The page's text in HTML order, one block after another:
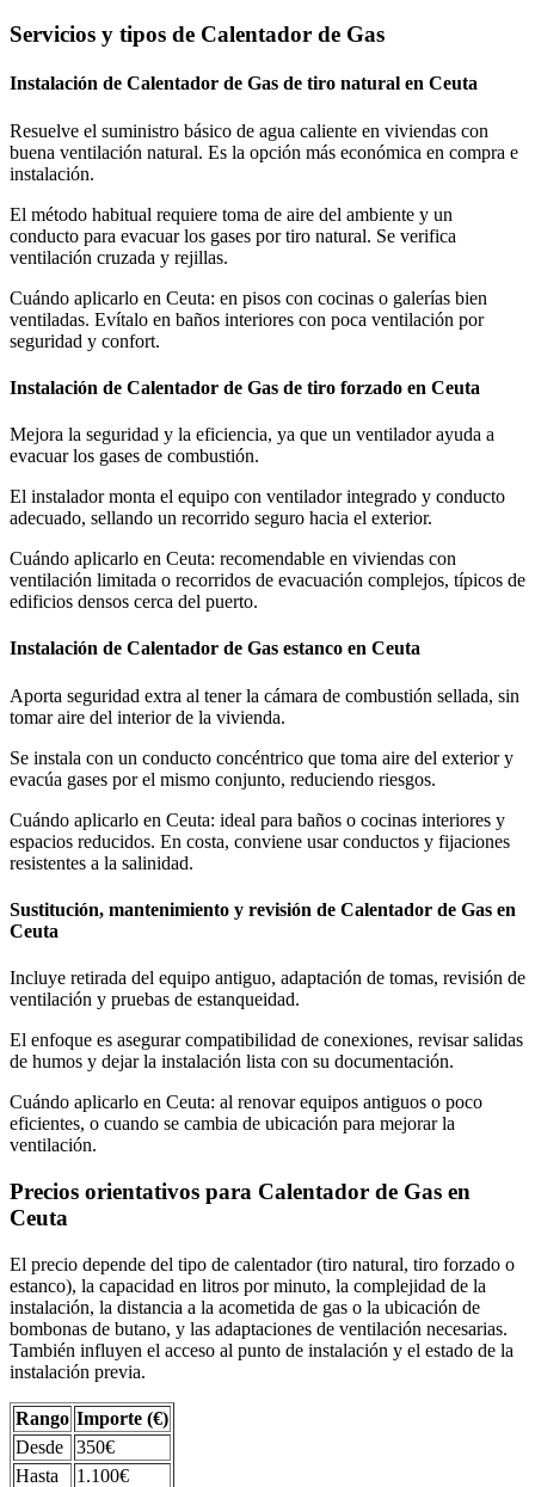
Servicios y tipos de Calentador de Gas
Instalación de Calentador de Gas de tiro natural en Ceuta
Resuelve el suministro básico de agua caliente en viviendas con
buena ventilación natural. Es la opción más económica en compra e
instalación.
El método habitual requiere toma de aire del ambiente y un
conducto para evacuar los gases por tiro natural. Se verifica
ventilación cruzada y rejillas.
Cuándo aplicarlo en Ceuta: en pisos con cocinas o galerías bien
ventiladas. Evítalo en baños interiores con poca ventilación por
seguridad y confort.
Instalación de Calentador de Gas de tiro forzado en Ceuta
Mejora la seguridad y la eficiencia, ya que un ventilador ayuda a
evacuar los gases de combustión.
El instalador monta el equipo con ventilador integrado y conducto
adecuado, sellando un recorrido seguro hacia el exterior.
Cuándo aplicarlo en Ceuta: recomendable en viviendas con
ventilación limitada o recorridos de evacuación complejos, típicos de
edificios densos cerca del puerto.
Instalación de Calentador de Gas estanco en Ceuta
Aporta seguridad extra al tener la cámara de combustión sellada, sin
tomar aire del interior de la vivienda.
Se instala con un conducto concéntrico que toma aire del exterior y
evacúa gases por el mismo conjunto, reduciendo riesgos.
Cuándo aplicarlo en Ceuta: ideal para baños o cocinas interiores y
espacios reducidos. En costa, conviene usar conductos y fijaciones
resistentes a la salinidad.
Sustitución, mantenimiento y revisión de Calentador de Gas en
Ceuta
Incluye retirada del equipo antiguo, adaptación de tomas, revisión de
ventilación y pruebas de estanqueidad.
El enfoque es asegurar compatibilidad de conexiones, revisar salidas
de humos y dejar la instalación lista con su documentación.
Cuándo aplicarlo en Ceuta: al renovar equipos antiguos o poco
eficientes, o cuando se cambia de ubicación para mejorar la
ventilación.
Precios orientativos para Calentador de Gas en
Ceuta
El precio depende del tipo de calentador (tiro natural, tiro forzado o
estanco), la capacidad en litros por minuto, la complejidad de la
instalación, la distancia a la acometida de gas o la ubicación de
bombonas de butano, y las adaptaciones de ventilación necesarias.
También influyen el acceso al punto de instalación y el estado de la
instalación previa.
Rango Importe (€)
Desde
350€
Hasta
1.100€